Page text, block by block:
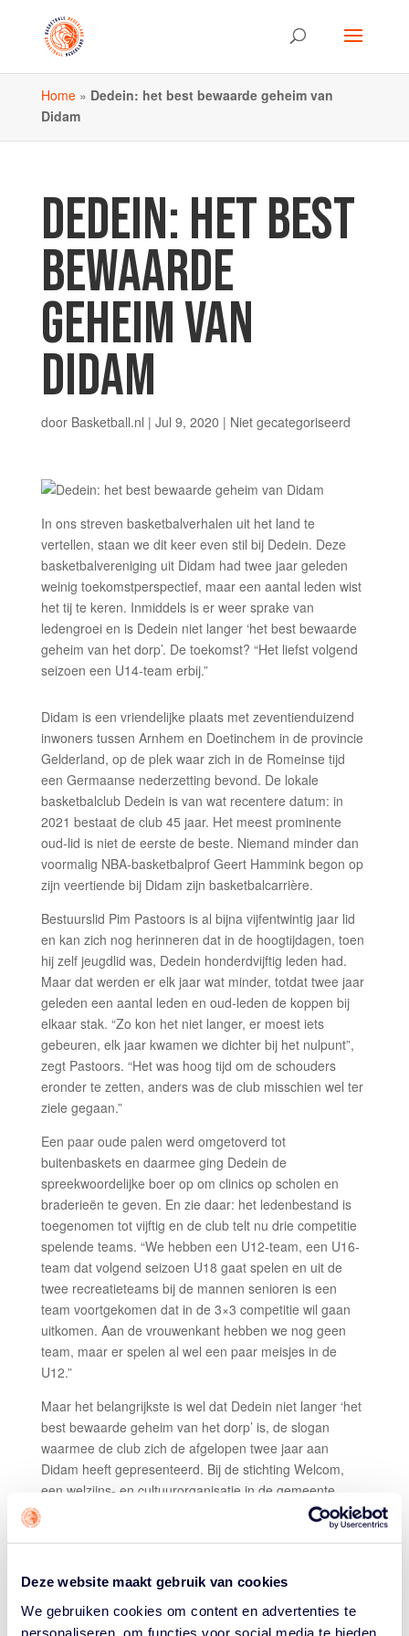
Deze website maakt gebruik van cookies
We gebruiken cookies om content en advertenties te
personaliseren, om functies voor social media te bieden
Home» Dedein: het best bewaarde geheim van
Didam
DEDEIN: HET BEST
BEWAARDE
GEHEIM VAN
DIDAM
door Basketball.nl | Jul 9, 2020 | Niet gecategoriseerd
In ons streven basketbalverhalen uit het land te
vertellen, staan we dit keer even stil bij Dedein. Deze
basketbalvereniging uit Didam had twee jaar geleden
weinig toekomstperspectief, maar een aantal leden wist
het tij te keren. Inmiddels is er weer sprake van
ledengroei en is Dedein niet langer ‘het best bewaarde
geheim van het dorp’. De toekomst? “Het liefst volgend
seizoen een U14-team erbij.”
Didam is een vriendelijke plaats met zeventienduizend
inwoners tussen Arnhem en Doetinchem in de provincie
Gelderland, op de plek waar zich in de Romeinse tijd
een Germaanse nederzetting bevond. De lokale
basketbalclub Dedein is van wat recentere datum: in
2021 bestaat de club 45 jaar. Het meest prominente
oud-lid is niet de eerste de beste. Niemand minder dan
voormalig NBA-basketbalprof Geert Hammink begon op
zijn veertiende bij Didam zijn basketbalcarrière.
Bestuurslid Pim Pastoors is al bijna vijfentwintig jaar lid
en kan zich nog herinneren dat in de hoogtijdagen, toen
hij zelf jeugdlid was, Dedein honderdvijftig leden had.
Maar dat werden er elk jaar wat minder, totdat twee jaar
geleden een aantal leden en oud-leden de koppen bij
elkaar stak. “Zo kon het niet langer, er moest iets
gebeuren, elk jaar kwamen we dichter bij het nulpunt”,
zegt Pastoors. “Het was hoog tijd om de schouders
eronder te zetten, anders was de club misschien wel ter
ziele gegaan.”
Een paar oude palen werd omgetoverd tot
buitenbaskets en daarmee ging Dedein de
spreekwoordelijke boer op om clinics op scholen en
braderieën te geven. En zie daar: het ledenbestand is
toegenomen tot vijftig en de club telt nu drie competitie
spelende teams. “We hebben een U12-team, een U16-
team dat volgend seizoen U18 gaat spelen en uit de
twee recreatieteams bij de mannen senioren is een
team voortgekomen dat in de 3×3 competitie wil gaan
uitkomen. Aan de vrouwenkant hebben we nog geen
team, maar er spelen al wel een paar meisjes in de
U12.”
Maar het belangrijkste is wel dat Dedein niet langer ‘het
best bewaarde geheim van het dorp’ is, de slogan
waarmee de club zich de afgelopen twee jaar aan
Didam heeft gepresenteerd. Bij de stichting Welcom,
een welzijns- en cultuurorganisatie in de gemeente
Montferland, waar Didam toebehoort, was Dedein
onbekend. Pastoors: “Gymleraren op scholen kenden
hoorde je vaak: ‘Wat leuk! heeft Didam een
basketbalvereniging?’. Of: ‘Zijn jullie net opgericht?’ We
zijn van ver gekomen, maar inmiddels op het punt dat